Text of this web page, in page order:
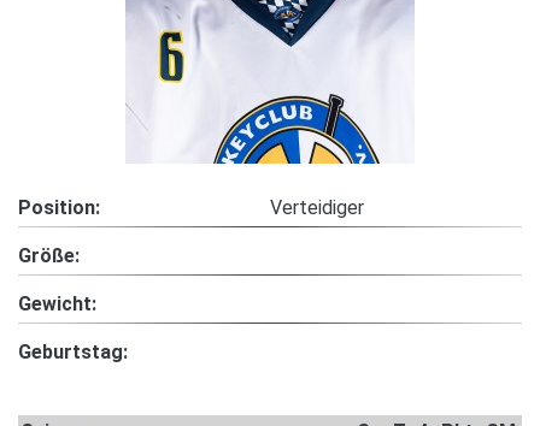
Position: Verteidiger
Größe:
Gewicht:
Geburtstag: